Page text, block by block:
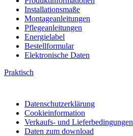
Installationsmaße
Montageanleitungen
Pflegeanleitungen
Energielabel
Bestellformular
Elektronische Daten
Praktisch
Datenschutzerklärung
Cookieinformation
Verkaufs- und Lieferbedingungen
Daten zum download